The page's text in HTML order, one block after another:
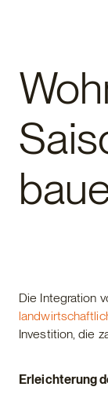
Die Integration
Investition, die
Erleichterung